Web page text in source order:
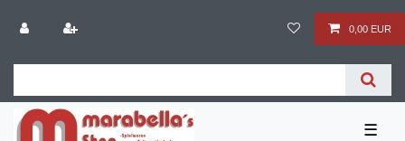
0,00 EUR
☰